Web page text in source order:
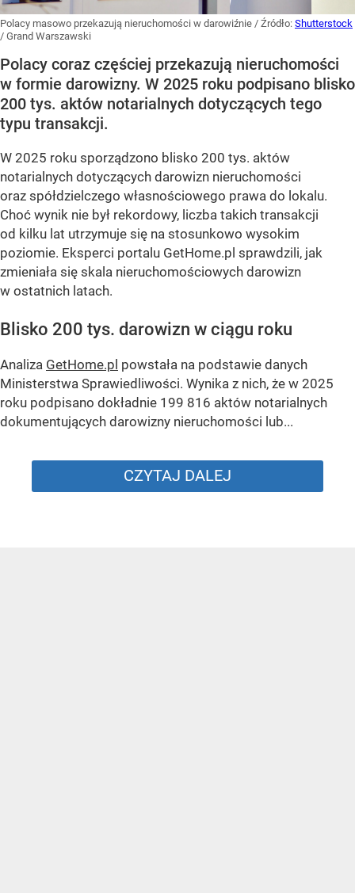
Polacy masowo przekazują nieruchomości w darowiźnie / Źródło: Shutterstock
/ Grand Warszawski
Polacy coraz częściej przekazują nieruchomości
w formie darowizny. W 2025 roku podpisano blisko
200 tys. aktów notarialnych dotyczących tego
typu transakcji.
W 2025 roku sporządzono blisko 200 tys. aktów
notarialnych dotyczących darowizn nieruchomości
oraz spółdzielczego własnościowego prawa do lokalu.
Choć wynik nie był rekordowy, liczba takich transakcji
od kilku lat utrzymuje się na stosunkowo wysokim
poziomie. Eksperci portalu GetHome.pl sprawdzili, jak
zmieniała się skala nieruchomościowych darowizn
w ostatnich latach.
Blisko 200 tys. darowizn w ciągu roku
Analiza GetHome.pl powstała na podstawie danych
Ministerstwa Sprawiedliwości. Wynika z nich, że w 2025
roku podpisano dokładnie 199 816 aktów notarialnych
dokumentujących darowizny nieruchomości lub...
CZYTAJ DALEJ